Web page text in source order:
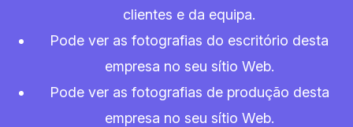
clientes e da equipa.
Pode ver as fotografias do escritório desta
empresa no seu sítio Web.
Pode ver as fotografias de produção desta
empresa no seu sítio Web.